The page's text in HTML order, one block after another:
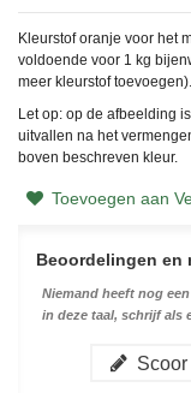
Kleurstof oranje voor het
voldoende voor 1 kg
meer kleurstof
Let op: op de afbeelding
uitvallen na het
boven beschreven kleur.
Toevoegen aan
Beoordelingen en
Niemand heeft nog
in deze taal, schrijf als